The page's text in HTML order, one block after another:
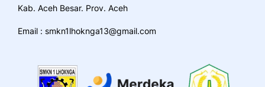
Kab. Aceh Besar. Prov. Aceh
Email : smkn1lhoknga13@gmail.com